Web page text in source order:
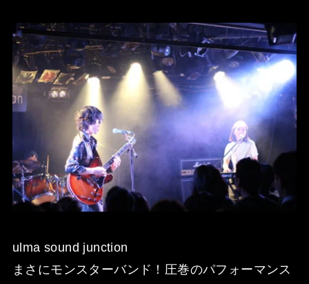
ulma sound junction
まさにモンスターバンド！圧巻のパフォーマンス